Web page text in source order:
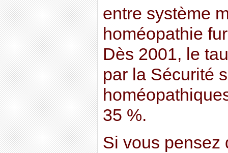
entre système
homéopathie
Dès 2001, le
par la Sécurité
35 %.
Si vous pensez